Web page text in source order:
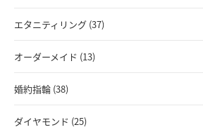
エタニティリング (37)
オーダーメイド (13)
婚約指輪 (38)
ダイヤモンド (25)